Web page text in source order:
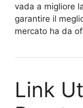
vada a migliore
garantire il
mercato ha da
Link